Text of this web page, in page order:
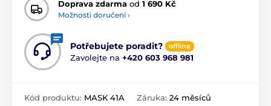
Doprava zdarma od 1 690 Kč
Možnosti doručení ›
Potřebujete poradit? offline
Zavolejte na +420 603 968 981
Kód produktu: MASK 41A Záruka: 24 měsíců